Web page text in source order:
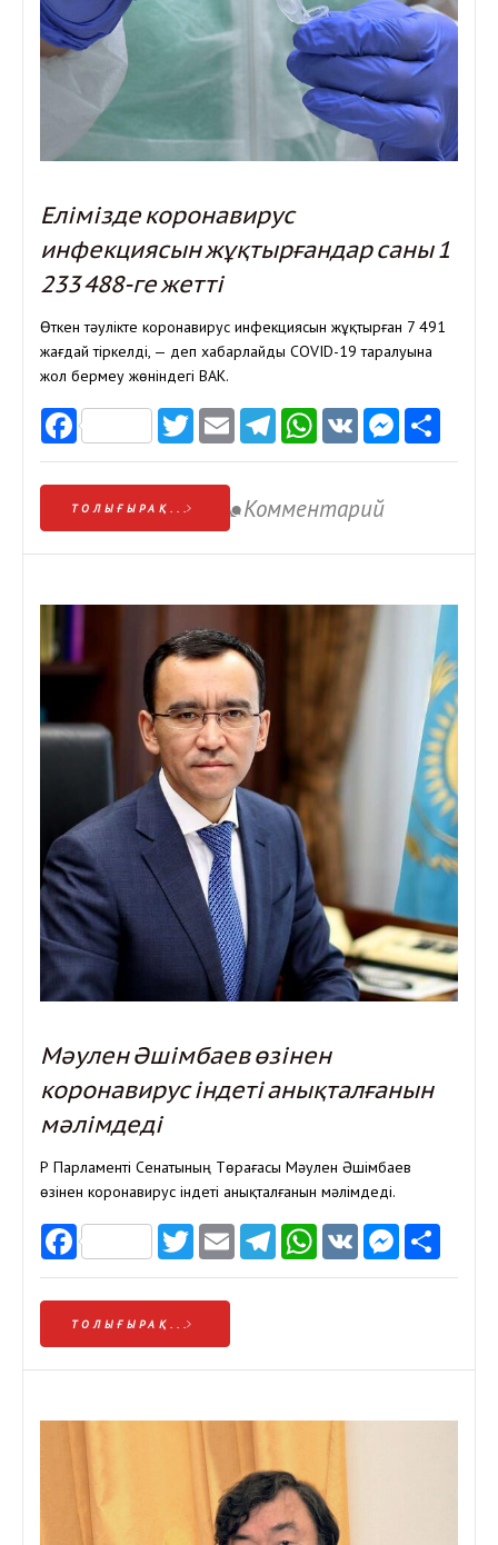
Елімізде коронавирус
инфекциясын жұқтырғандар саны 1
233 488-ге жетті
Өткен тәулікте коронавирус инфекциясын жұқтырған 7 491
жағдай тіркелді, — деп хабарлайды COVID-19 таралуына
жол бермеу жөніндегі ВАК.
FacebookTwitter
EmailTelegram
WhatsApp
VK
ТОЛЫҒЫРАҚ... Комментарий
Мәулен Әшімбаев өзінен
коронавирус індеті анықталғанын
мәлімдеді
ҚР Парламенті Сенатының Төрағасы Мәулен Әшімбаев
өзінен коронавирус індеті анықталғанын мәлімдеді.
FacebookTwitter
EmailTelegram
WhatsApp
VK
ТОЛЫҒЫРАҚ...